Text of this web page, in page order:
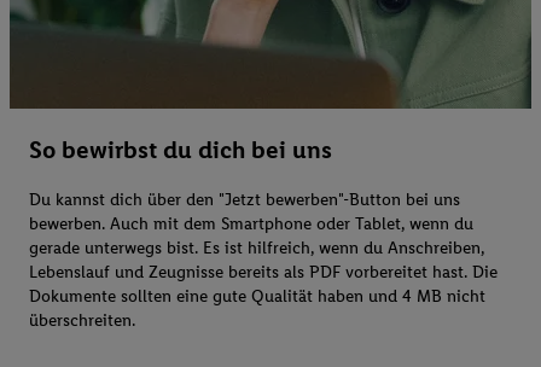
So bewirbst du dich bei uns
Du kannst dich über den "Jetzt bewerben"-Button bei uns
bewerben. Auch mit dem Smartphone oder Tablet, wenn du
gerade unterwegs bist. Es ist hilfreich, wenn du Anschreiben,
Lebenslauf und Zeugnisse bereits als PDF vorbereitet hast. Die
Dokumente sollten eine gute Qualität haben und 4 MB nicht
überschreiten.